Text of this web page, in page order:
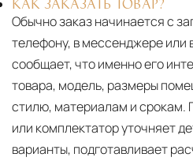
КАК ЗАКАЗАТЬ ТОВАР?
Обычно заказ начинается с
телефону, в мессенджере или
сообщает, что именно его
товара, модель, размеры
стилю, материалам и срокам.
или комплектатор уточняет
варианты, подготавливает